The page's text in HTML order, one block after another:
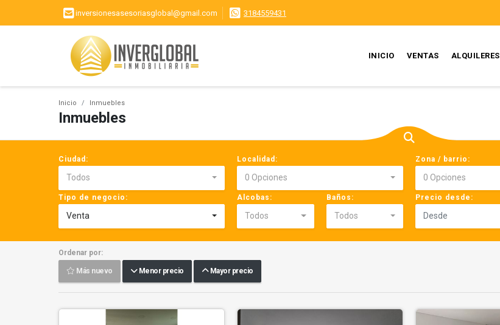
inversionesasesoriasglobal@gmail.com 3184559431
INICIO VENTAS ALQUILERES
Inicio Inmuebles
Inmuebles
Ciudad:
Todos
Localidad:
0 Opciones
Zona / barrio:
0 Opciones
Tipo de negocio:
Venta
Alcobas:
Todos
Baños:
Todos
Precio desde:
Ordenar por:
Más nuevo Menor precio Mayor precio